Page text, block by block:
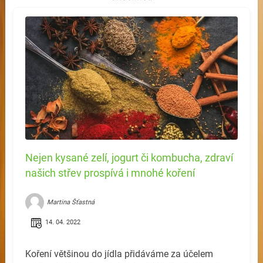
Nejen kysané zelí, jogurt či kombucha, zdraví
našich střev prospívá i mnohé koření
Martina Šťastná
14. 04. 2022
Koření většinou do jídla přidáváme za účelem